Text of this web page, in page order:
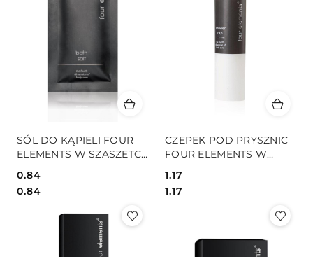
SÓL DO KĄPIELI FOUR
ELEMENTS W SZASZETCE
Cena:
0.84
Cena:
0.84
CZEPEK POD PRYSZNIC
FOUR ELEMENTS W
Cena:
1.17
Cena:
1.17